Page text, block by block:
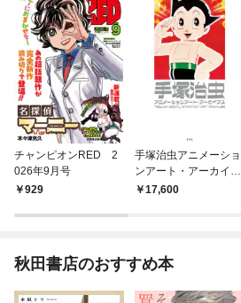
チャンピオンRED 2
026年9月号
929
手塚治虫アニメーショ
ンアート・アーカイブ
ス17,600
秋田書店のおすすめ本